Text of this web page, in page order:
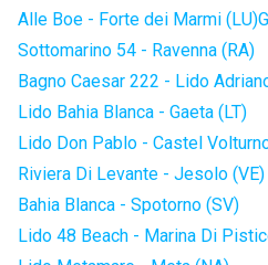
Alle Boe - Forte dei Marmi (LU)
Sottomarino 54 - Ravenna (RA)
Bagno Caesar 222 - Lido
Lido Bahia Blanca - Gaeta (LT)
Lido Don Pablo - Castel
Riviera Di Levante - Jesolo (VE)
Bahia Blanca - Spotorno (SV)
Lido 48 Beach - Marina Di